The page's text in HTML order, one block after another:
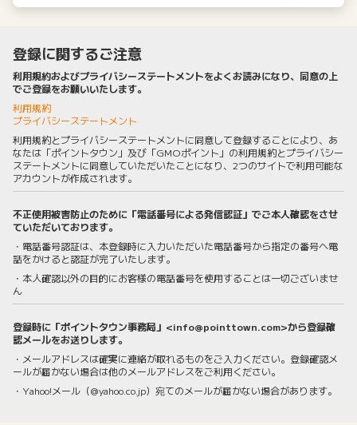
登録に関するご注意
利用規約およびプライバシーステートメントをよくお読みになり、同意の上
でご登録をお願いいたします。
利用規約
プライバシーステートメント
利用規約とプライバシーステートメントに同意して登録することにより、あ
なたは「ポイントタウン」及び「GMOポイント」の利用規約とプライバシー
ステートメントに同意していただいたことになり、2つのサイトで利用可能な
アカウントが作成されます。
不正使用被害防止のために「電話番号による発信認証」でご本人確認をさせ
ていただいております。
・電話番号認証は、本登録時に入力いただいた電話番号から指定の番号へ電
話をかけると認証が完了いたします。
・本人確認以外の目的にお客様の電話番号を使用することは一切ございませ
ん
登録時に「ポイントタウン事務局」<info@pointtown.com>から登録確
認メールをお送りします。
・メールアドレスは確実に連絡が取れるものをご入力ください。登録確認メ
ールが届かない場合は他のメールアドレスをご利用ください。
・Yahoo!メール（@yahoo.co.jp）宛てのメールが届かない場合があります。